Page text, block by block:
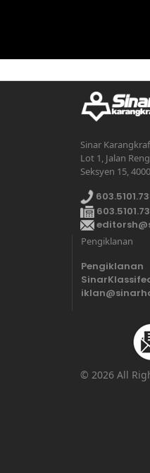
Sinar
Lot 1, Jalan
Seksyen 15,
Pengiklanan
Pengiklanan
© 2026 All